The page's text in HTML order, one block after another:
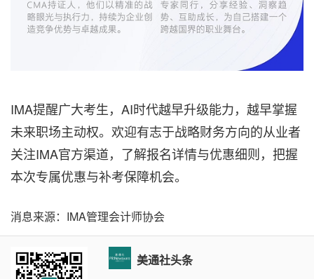
IMA提醒广大考生，AI时代越早升级能力，越早掌握
未来职场主动权。欢迎有志于战略财务方向的从业者
关注IMA官方渠道，了解报名详情与优惠细则，把握
本次专属优惠与补考保障机会。
消息来源：IMA管理会计师协会
美通社头条